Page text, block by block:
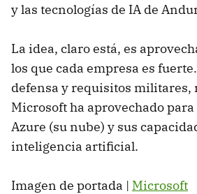
y las tecnologías de IA de
La idea, claro está, es
los que cada empresa es
defensa y requisitos militares,
Microsoft ha aprovechado para
Azure (su nube) y sus
inteligencia artificial.
Imagen de portada | Microsoft